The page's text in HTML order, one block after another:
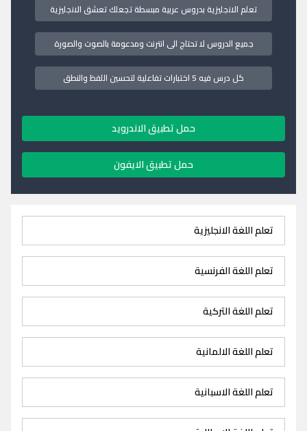
تعلم الانجليزية بدروس عربية مبسطة تجعلك تعشق الانجليزية
جميع الدروس لا تحتاج الى انترنت ومدعومة بالصوت والصورة
كل درس فيه 5 اختبارات تفاعلية لتحسين اللفظ والنطق
حمل تطبيق الاندرويد
حمل تطبيق الايفون
تعلم اللغة الانجليزية
تعلم اللغة الفرنسية
تعلم اللغة التركية
تعلم اللغة الالمانية
تعلم اللغة الاسبانية